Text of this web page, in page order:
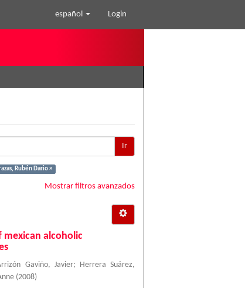
español Login
Ir
Rubén Dario ×
Mostrar filtros avanzados
mexican alcoholic
Gaviño, Javier;
Herrera Suárez,
(2008)